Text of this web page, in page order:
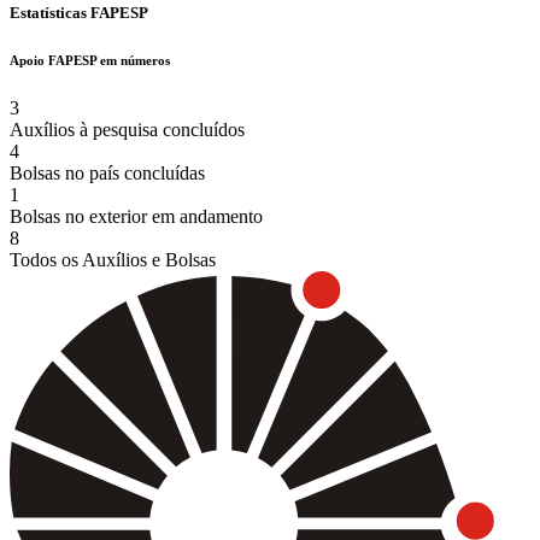
Estatísticas FAPESP
Apoio FAPESP em números
3
Auxílios à pesquisa concluídos
4
Bolsas no país concluídas
1
Bolsas no exterior em andamento
8
Todos os Auxílios e Bolsas